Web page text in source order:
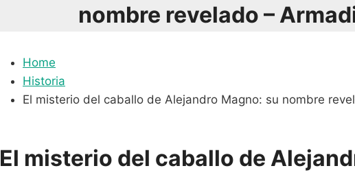
nombre revelado –
Home
Historia
El misterio del caballo de Alejandro Magno: su nombre
El misterio del caballo de